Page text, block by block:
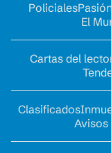
Policiales
El
Cartas del
Clasificados
Avisos